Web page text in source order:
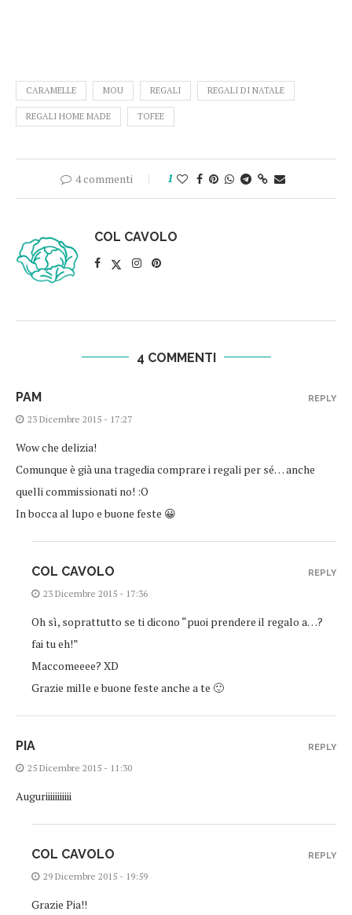
CARAMELLE MOU REGALI REGALI DI NATALE
REGALI HOME MADE TOFEE
4 commenti 1
COL CAVOLO
4 COMMENTI
PAM
23 Dicembre 2015 - 17:27
Wow che delizia!
Comunque è già una tragedia comprare i regali per sé… anche
quelli commissionati no! :O
In bocca al lupo e buone feste 😀
REPLY
COL CAVOLO
23 Dicembre 2015 - 17:36
Oh sì, soprattutto se ti dicono “puoi prendere il regalo a…?
fai tu eh!”
Maccomeeee? XD
Grazie mille e buone feste anche a te 🙂
REPLY
PIA
25 Dicembre 2015 - 11:30
Auguriiiiiiiiiii
REPLY
COL CAVOLO
29 Dicembre 2015 - 19:59
Grazie Pia!!
REPLY